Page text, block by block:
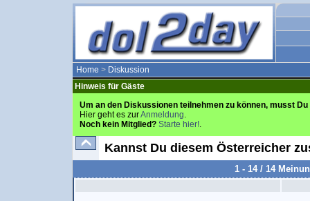
Home > Diskussion
Hinweis für Gäste
Um an den Diskussionen teilnehmen zu können, musst
Hier geht es zurAnmeldung.
Noch kein Mitglied? Starte hier!.
Kannst Du diesem Österreicher
1 - 14 / 14